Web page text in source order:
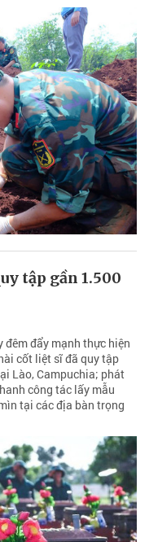
tập gần 1.500
đêm đẩy mạnh thực hiện
cốt liệt sĩ đã quy tập
Lào, Campuchia; phát
công tác lấy mẫu
tại các địa bàn trọng